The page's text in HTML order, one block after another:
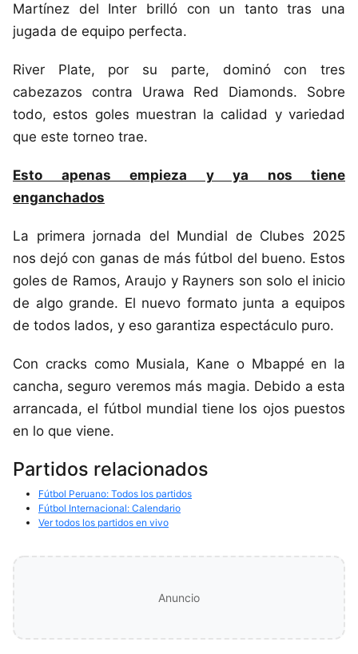
Martínez del Inter brilló con un tanto tras una
jugada de equipo perfecta.
River Plate, por su parte, dominó con tres
cabezazos contra Urawa Red Diamonds. Sobre
todo, estos goles muestran la calidad y variedad
que este torneo trae.
Esto apenas empieza y ya nos tiene
enganchados
La primera jornada del Mundial de Clubes 2025
nos dejó con ganas de más fútbol del bueno. Estos
goles de Ramos, Araujo y Rayners son solo el inicio
de algo grande. El nuevo formato junta a equipos
de todos lados, y eso garantiza espectáculo puro.
Con cracks como Musiala, Kane o Mbappé en la
cancha, seguro veremos más magia. Debido a esta
arrancada, el fútbol mundial tiene los ojos puestos
en lo que viene.
Partidos relacionados
Fútbol Peruano: Todos los partidos
Fútbol Internacional: Calendario
Ver todos los partidos en vivo
Anuncio